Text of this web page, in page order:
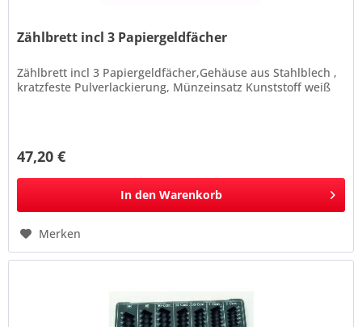
Zählbrett incl 3 Papiergeldfächer
Zählbrett incl 3 Papiergeldfächer,Gehäuse aus Stahlblech ,
kratzfeste Pulverlackierung, Münzeinsatz Kunststoff weiß
47,20 €
In den Warenkorb
Merken